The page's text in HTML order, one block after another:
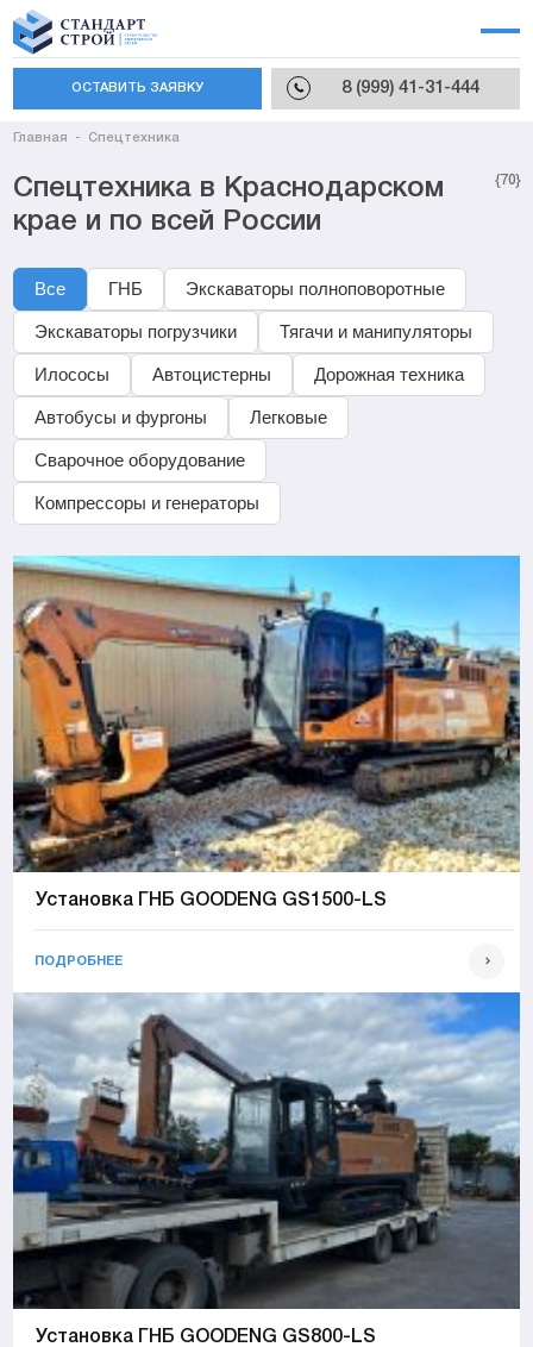
8 (999) 41-31-444
ОСТАВИТЬ ЗАЯВКУ
Главная Спецтехника
Спецтехника в Краснодарском
крае и по всей России
{70}
Все ГНБ Экскаваторы полноповоротные
Экскаваторы погрузчики Тягачи и манипуляторы
Илососы Автоцистерны Дорожная техника
Автобусы и фургоны Легковые
Сварочное оборудование
Компрессоры и генераторы
Установка ГНБ GOODENG GS1500-LS
ПОДРОБНЕЕ
Установка ГНБ GOODENG GS800-LS